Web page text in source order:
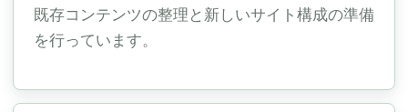
既存コンテンツの整理と新しいサイト構成の準備
を行っています。